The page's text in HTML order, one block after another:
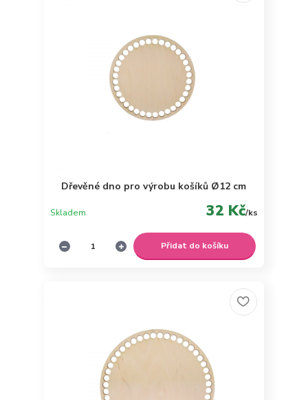
Dřevěné dno pro výrobu košíků Ø12 cm
32 Kč/ks
Skladem
Přidat do košíku